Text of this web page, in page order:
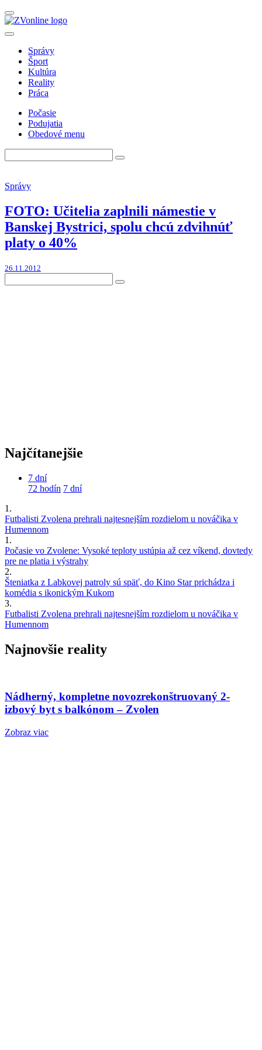
Správy
Šport
Kultúra
Reality
Práca
Počasie
Podujatia
Obedové menu
Správy
FOTO: Učitelia zaplnili námestie v
Banskej Bystrici, spolu chcú zdvihnúť
platy o 40%
26.11.2012
Najčítanejšie
7 dní
72 hodín 7 dní
1.
Futbalisti Zvolena prehrali najtesnejším rozdielom u nováčika v
Humennom
1.
Počasie vo Zvolene: Vysoké teploty ustúpia až cez víkend, dovtedy
pre ne platia i výstrahy
2.
Šteniatka z Labkovej patroly sú späť, do Kino Star prichádza i
komédia s ikonickým Kukom
3.
Futbalisti Zvolena prehrali najtesnejším rozdielom u nováčika v
Humennom
Najnovšie reality
Nádherný, kompletne novozrekonštruovaný 2-
izbový byt s balkónom – Zvolen
Zobraz viac